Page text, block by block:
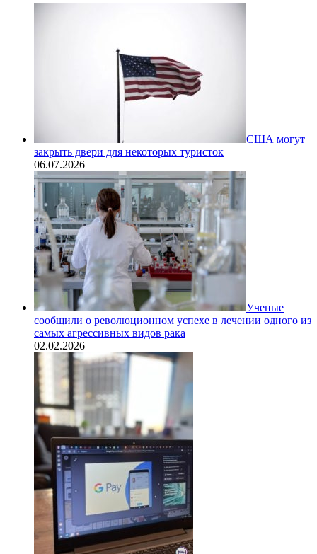
США могут
закрыть двери для некоторых туристок
06.07.2026
Ученые
сообщили о революционном успехе в лечении одного из
самых агрессивных видов рака
02.02.2026